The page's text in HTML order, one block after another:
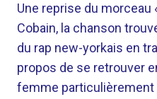
Une reprise du morceau
Cobain, la chanson
du rap new-yorkais en
propos de se retrouver
femme particulièrement